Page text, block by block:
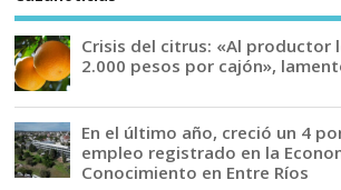
Crisis del citrus: «Al productor
2.000 pesos por cajón»,
En el último año, creció un 4
empleo registrado en la
Conocimiento en Entre Ríos